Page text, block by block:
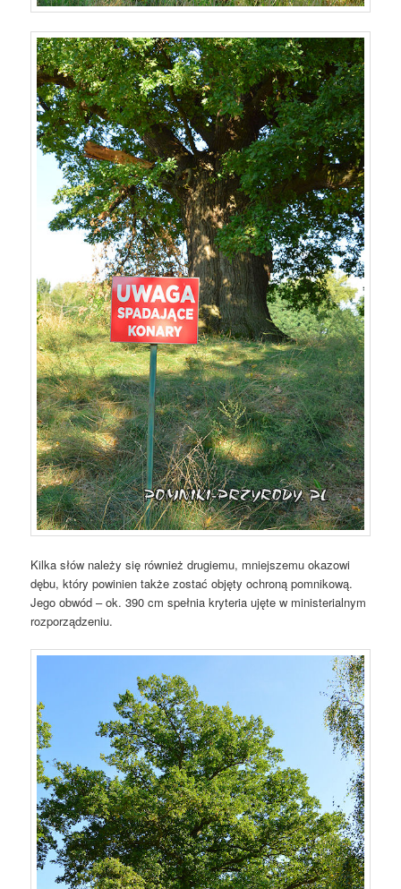
Kilka słów należy się również drugiemu, mniejszemu okazowi
dębu, który powinien także zostać objęty ochroną pomnikową.
Jego obwód – ok. 390 cm spełnia kryteria ujęte w ministerialnym
rozporządzeniu.